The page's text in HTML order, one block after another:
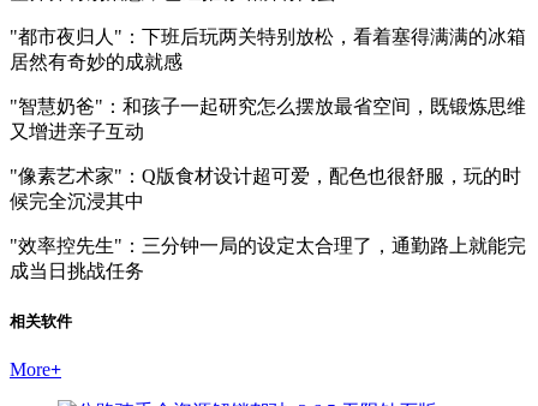
"都市夜归人"：下班后玩两关特别放松，看着塞得满满的冰箱
居然有奇妙的成就感
"智慧奶爸"：和孩子一起研究怎么摆放最省空间，既锻炼思维
又增进亲子互动
"像素艺术家"：Q版食材设计超可爱，配色也很舒服，玩的时
候完全沉浸其中
"效率控先生"：三分钟一局的设定太合理了，通勤路上就能完
成当日挑战任务
相关软件
More+